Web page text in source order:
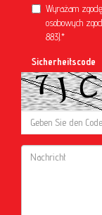
Wyrażam
osobowych
883).*
Sicherheitscode